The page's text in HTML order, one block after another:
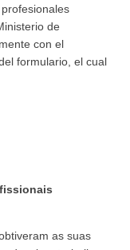
de
con el
formulario, el cual
as suas